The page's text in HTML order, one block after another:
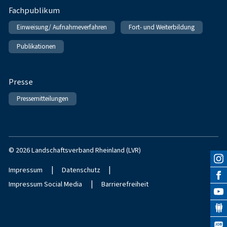
Fachpublikum
Einweisung/ Aufnahmeverfahren Fort- und Weiterbildung
Publikationen
Presse
Pressemitteilungen
© 2026 Landschaftsverband Rheinland (LVR)
Impressum | Datenschutz |
Impressum Social Media | Barrierefreiheit